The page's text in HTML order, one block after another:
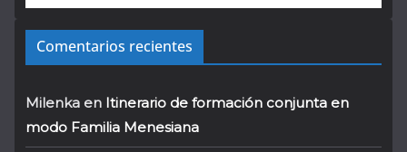
Comentarios recientes
Milenka en Itinerario de formación conjunta en
modo Familia Menesiana